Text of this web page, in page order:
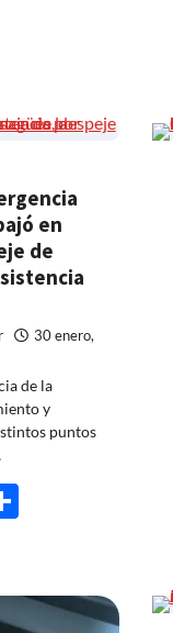
en
de
30 enero,
de la
y
puntos
Share